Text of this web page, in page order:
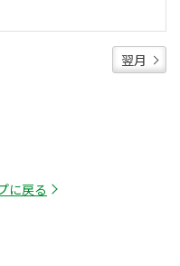
翌月
に戻る